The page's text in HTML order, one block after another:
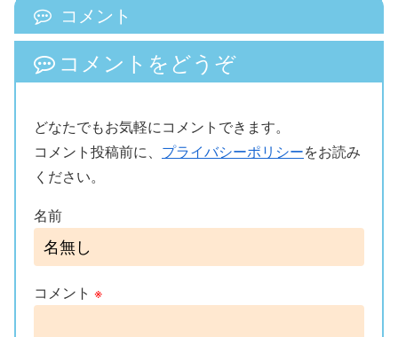
コメント
コメントをどうぞ
どなたでもお気軽にコメントできます。
コメント投稿前に、 プライバシーポリシーをお読み
ください。
名前
コメント ※